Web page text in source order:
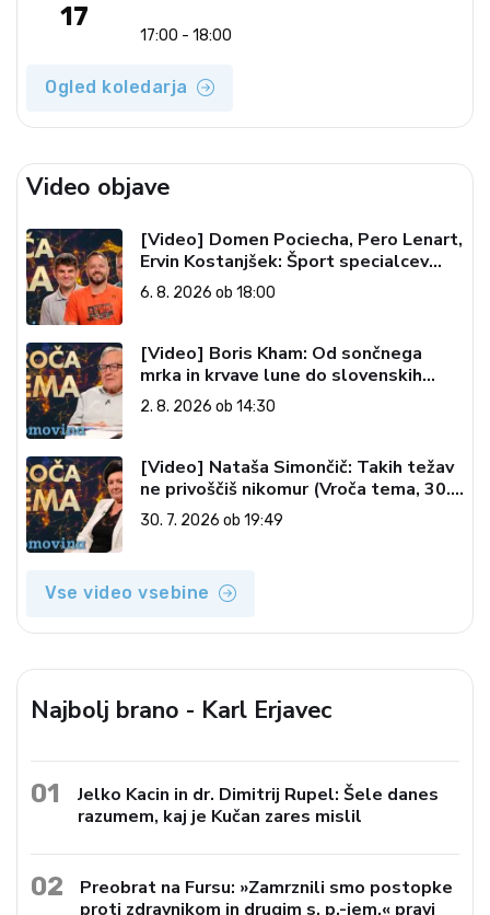
17
17:00 - 18:00
Ogled koledarja
Video objave
[Video] Domen Pociecha, Pero Lenart,
Ervin Kostanjšek: Šport specialcev
(Vroča tema, 6. 8. 2026)
6. 8. 2026 ob 18:00
[Video] Boris Kham: Od sončnega
mrka in krvave lune do slovenskih
pečatov v vesolju (Vroča tema, 2. 8.
2026)
2. 8. 2026 ob 14:30
[Video] Nataša Simončič: Takih težav
ne privoščiš nikomur (Vroča tema, 30.
7. 2026)
30. 7. 2026 ob 19:49
Vse video vsebine
Najbolj brano - Karl Erjavec
01
Jelko Kacin in dr. Dimitrij Rupel: Šele danes
razumem, kaj je Kučan zares mislil
02
Preobrat na Fursu: »Zamrznili smo postopke
proti zdravnikom in drugim s. p.-jem,« pravi